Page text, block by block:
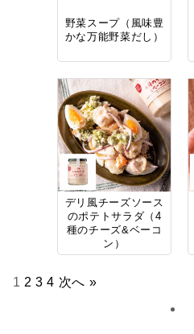
野菜スープ（風味豊
かな万能野菜だし）
デリ風チーズソース
のポテトサラダ（4
種のチーズ&ベーコ
ン）
1 2 3 4 次へ »